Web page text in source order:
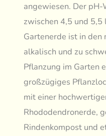
angewiesen. Der
zwischen 4,5 und 5,5
Gartenerde ist in den
alkalisch und zu
Pflanzung im Garten
großzügiges
mit einer
Rhododendronerde,
Rindenkompost und